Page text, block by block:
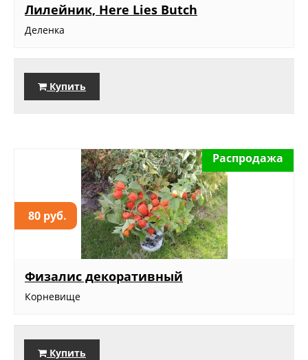
Лилейник, Here Lies Butch
Деленка
Купить
80 руб.
Распродажа
Физалис декоративный
Корневище
Купить